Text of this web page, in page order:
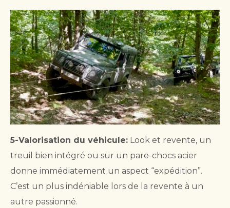
5-Valorisation du véhicule: Look et revente, un
treuil bien intégré ou sur un pare-chocs acier
donne immédiatement un aspect “expédition”.
C’est un plus indéniable lors de la revente à un
autre passionné.